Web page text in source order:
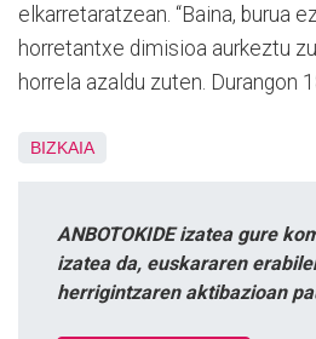
elkarretaratzean. “Baina, burua
horretantxe dimisioa aurkeztu
horrela azaldu zuten. Durangon
BIZKAIA
ANBOTOKIDE izatea gure
izatea da, euskararen
herrigintzaren aktibazioan